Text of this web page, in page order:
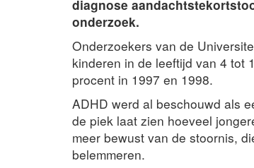
diagnose
onderzoek.
Onderzoekers van de
kinderen in de leeftijd van 4 tot
procent in 1997 en 1998.
ADHD werd al beschouwd als
de piek laat zien hoeveel
meer bewust van de stoornis,
belemmeren.